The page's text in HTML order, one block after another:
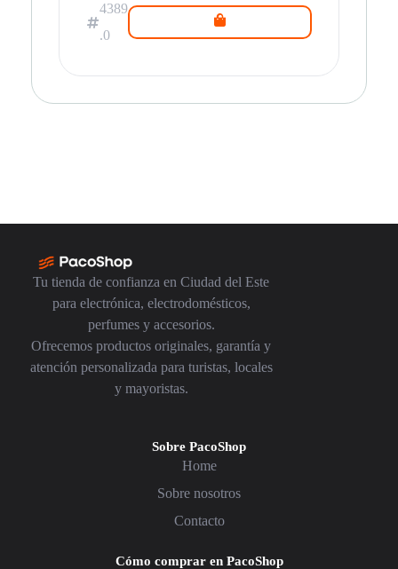
4389
.0
Tu tienda de confianza en Ciudad del Este
para electrónica, electrodomésticos,
perfumes y accesorios.
Ofrecemos productos originales, garantía y
atención personalizada para turistas, locales
y mayoristas.
Sobre PacoShop
Home
Sobre nosotros
Contacto
Cómo comprar en PacoShop